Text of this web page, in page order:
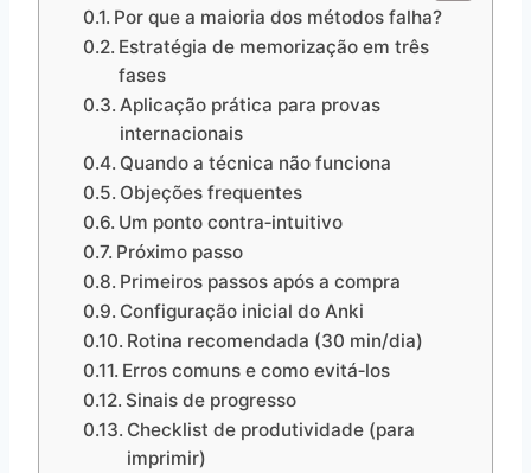
Por que a maioria dos métodos falha?
Estratégia de memorização em três
fases
Aplicação prática para provas
internacionais
Quando a técnica não funciona
Objeções frequentes
Um ponto contra‑intuitivo
Próximo passo
Primeiros passos após a compra
Configuração inicial do Anki
Rotina recomendada (30 min/dia)
Erros comuns e como evitá‑los
Sinais de progresso
Checklist de produtividade (para
imprimir)